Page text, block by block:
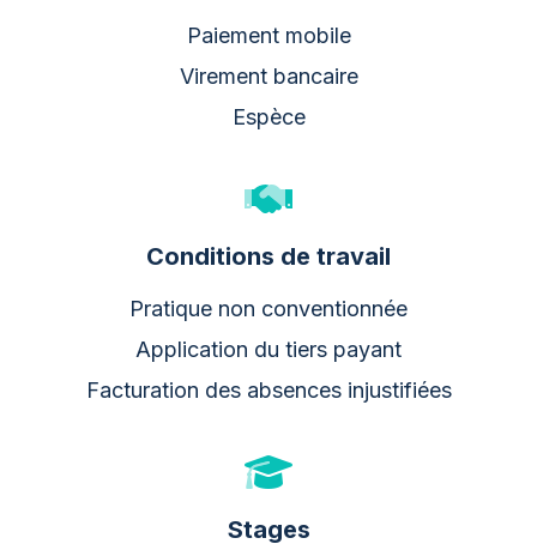
Paiement mobile
Virement bancaire
Espèce
Conditions de travail
Pratique non conventionnée
Application du tiers payant
Facturation des absences injustifiées
Stages